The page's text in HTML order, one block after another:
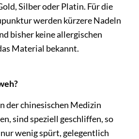
Silber oder Platin. Für die
werden kürzere Nadeln
bisher keine allergischen
Material bekannt.
der chinesischen Medizin
sind speziell geschliffen, so
wenig spürt, gelegentlich